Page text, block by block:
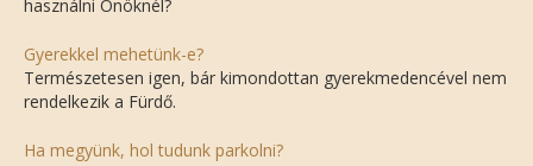
használni Önöknél?
Gyerekkel mehetünk-e?
Természetesen igen, bár kimondottan gyerekmedencével nem
rendelkezik a Fürdő.
Ha megyünk, hol tudunk parkolni?